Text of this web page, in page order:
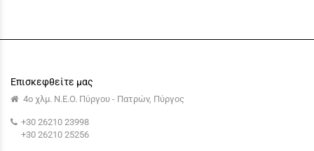
Επισκεφθείτε μας
4ο χλμ. Ν.Ε.Ο. Πύργου - Πατρών, Πύργος
+30 26210 23998
+30 26210 25256